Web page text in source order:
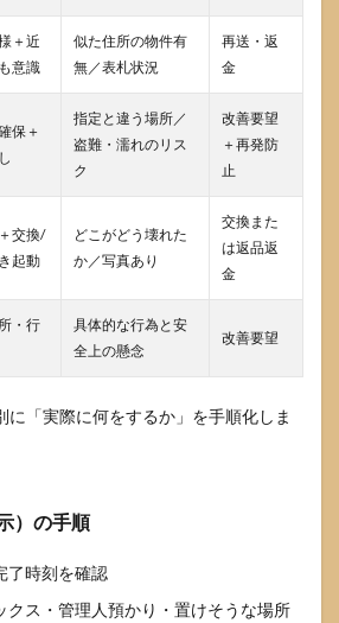
＋近
意識
似た住所の物件有
無／表札状況
再送・返
金
保＋
指定と違う場所／
盗難・濡れのリス
ク
改善要望
＋再発防
止
交換/
起動
どこがどう壊れた
か／写真あり
交換また
は返品返
金
・行
具体的な行為と安
全上の懸念
改善要望
に「実際に何をするか」を手順化しま
）の手順
了時刻を確認
クス・管理人預かり・置けそうな場所